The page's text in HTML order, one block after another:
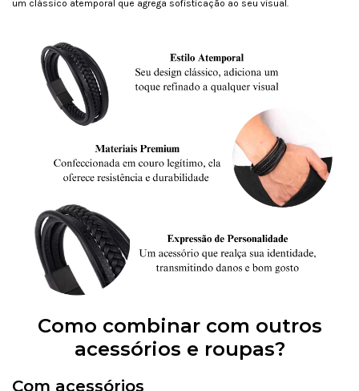
um clássico atemporal que agrega sofisticação ao seu visual.
Como combinar com outros
acessórios e roupas?
Com acessórios